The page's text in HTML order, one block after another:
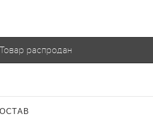
Товар распродан